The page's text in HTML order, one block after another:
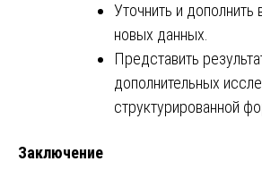
Уточнить и
новых данных.
Представить
дополнительных
структурированной
Заключение